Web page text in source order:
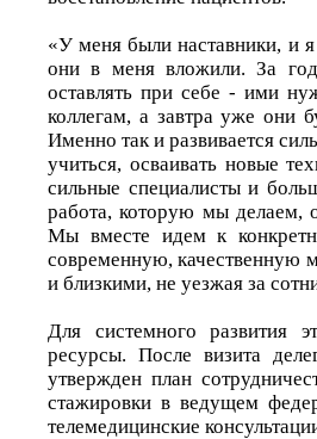
«У меня были наставники, и
они в меня вложили. За
оставлять при себе - ими
коллегам, а завтра уже они
Именно так и развивается
учиться, осваивать новые
сильные специалисты и
работа, которую мы делаем,
Мы вместе идем к
современную, качественную
и близкими, не уезжая за
Для системного развития
ресурсы. После визита
утвержден план
стажировки в ведущем
телемедицинские